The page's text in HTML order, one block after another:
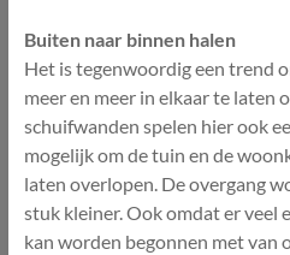
Buiten naar binnen halen
Het is tegenwoordig een trend
meer en meer in elkaar te laten
schuifwanden spelen hier ook
mogelijk om de tuin en de
laten overlopen. De overgang
stuk kleiner. Ook omdat er veel
kan worden begonnen met van